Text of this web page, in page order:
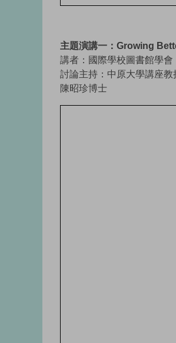
主題演講一：Growing
講者：國際學校圖書館學
討論主持：中原大學講座
陳昭珍博士